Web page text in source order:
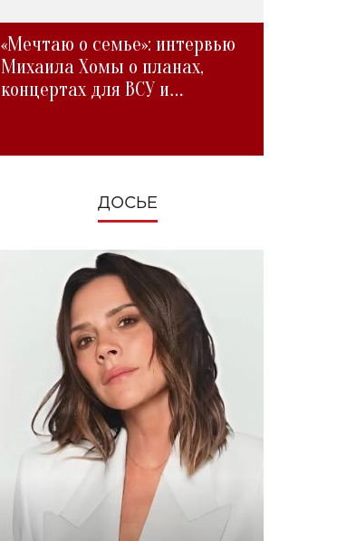
«Мечтаю о семье»: интервью
Михаила Хомы о планах,
концертах для ВСУ и
ДОСЬЕ